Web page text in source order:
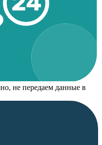
не передаем данные в